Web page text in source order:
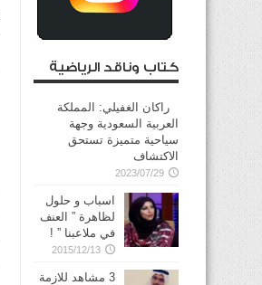
كتاب وناقد الرياضية
راكان الغفيلي: المملكة
العربية السعودية وجهة
سياحية متميزة تستحق
الاكتشاف
2023/07/29
اسباب و حلول
لظاهرة ” العنف
في ملاعبنا ” !
2015/12/13
3 مشاهد للازمة